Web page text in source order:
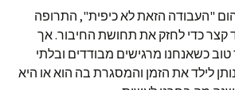
"העבודה הזאת לא כיפית", התרופה
קצר כדי לחזק את תחושת החיבור. אך
כשאנחנו מרגישים מבודדים ובלתי
לילד את הזמן והמסגרת בה הוא או היא